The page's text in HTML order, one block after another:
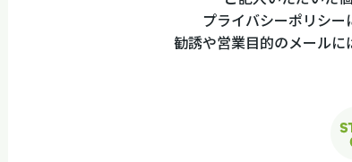
プライバシーポリシー
勧誘や営業目的のメールに